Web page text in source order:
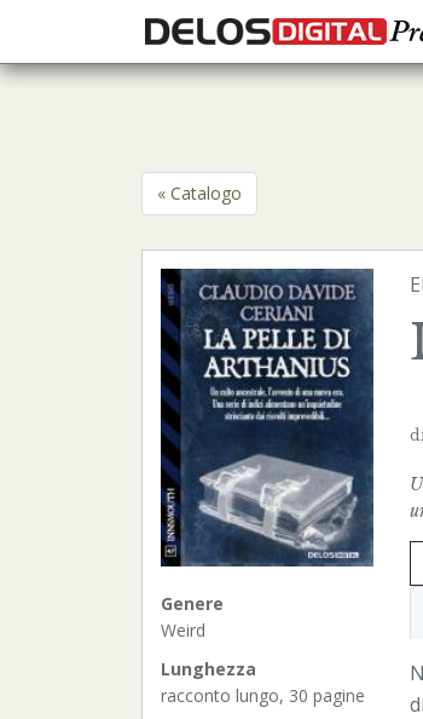
« Catalogo
Genere
Weird
Lunghezza
racconto lungo, 30 pagine